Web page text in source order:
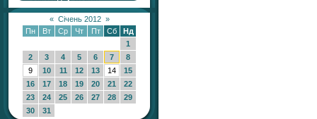
« Січень 2012 »
Пн
Вт Ср Чт Пт Сб
Нд
1
2
3 4 5 6 7
8
9
10 11 12 13 14
15
16
17 18 19 20 21
22
23
24 25 26 27 28
29
30
31